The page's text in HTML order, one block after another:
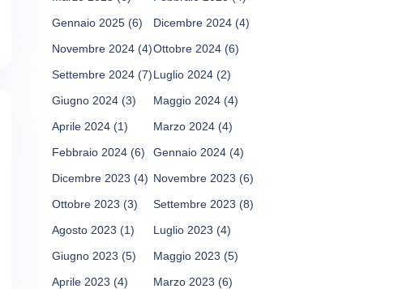
Gennaio 2025 (6) Dicembre 2024 (4)
Novembre 2024 (4)Ottobre 2024 (6)
Settembre 2024 (7)Luglio 2024 (2)
Giugno 2024 (3) Maggio 2024 (4)
Aprile 2024 (1) Marzo 2024 (4)
Febbraio 2024 (6) Gennaio 2024 (4)
Dicembre 2023 (4) Novembre 2023 (6)
Ottobre 2023 (3) Settembre 2023 (8)
Agosto 2023 (1) Luglio 2023 (4)
Giugno 2023 (5) Maggio 2023 (5)
Aprile 2023 (4) Marzo 2023 (6)